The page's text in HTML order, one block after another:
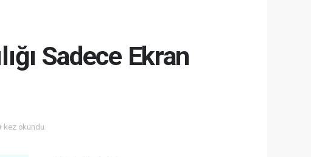
Sadece Ekran
kez okundu.